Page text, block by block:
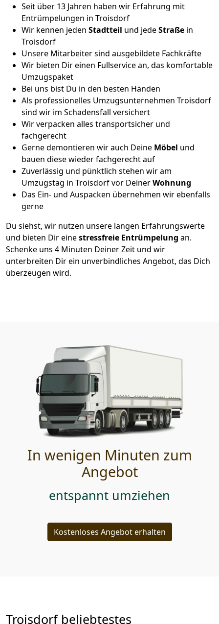
Seit über 13 Jahren haben wir Erfahrung mit
Entrümpelungen in Troisdorf
Wir kennen jeden Stadtteil und jedeStraße in
Troisdorf
Unsere Mitarbeiter sind ausgebildete Fachkräfte
Wir bieten Dir einen Fullservice an, das komfortable
Umzugspaket
Bei uns bist Du in den besten Händen
Als professionelles Umzugsunternehmen Troisdorf
sind wir im Schadensfall versichert
Wir verpacken alles transportsicher und
fachgerecht
Gerne demontieren wir auch Deine Möbel und
bauen diese wieder fachgerecht auf
Zuverlässig und pünktlich stehen wir am
Umzugstag in Troisdorf vor DeinerWohnung
Das Ein- und Auspacken übernehmen wir ebenfalls
gerne
Du siehst, wir nutzen unsere langen Erfahrungswerte
und bieten Dir einestressfreie Entrümpelung an.
Schenke uns 4 Minuten Deiner Zeit und wir
unterbreiten Dir ein unverbindliches Angebot, das Dich
überzeugen wird.
In wenigen Minuten zum
Angebot
entspannt umziehen
Kostenloses Angebot erhalten
Troisdorf beliebtestes